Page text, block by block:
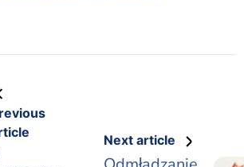
Next article